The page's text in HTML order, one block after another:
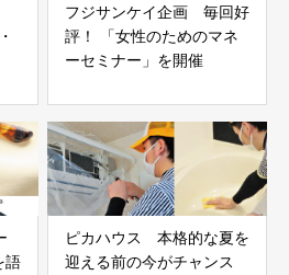
フジサンケイ企画 毎回好
評！ 「女性のためのマネ
ーセミナー」を開催
語
ピカハウス 本格的な夏を
迎える前の今がチャンス